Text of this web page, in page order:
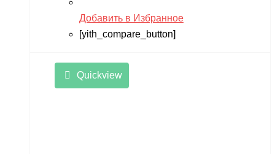
Добавить в Избранное
[yith_compare_button]
Quickview